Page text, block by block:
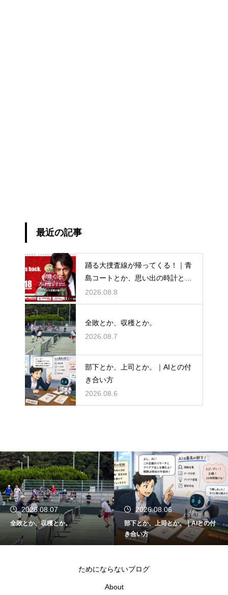
最近の記事
踊る大捜査線が帰ってくる！｜青
島コートとか、思い出の時計と
か。
2026.08.8
全敗とか、収穫とか。
2026.08.7
部下とか、上司とか。｜AIとの付
き合い方
2026.08.6
2026.08.06
部下とか、上司とか。｜AIとの付
2026.08.05
関東大会とか、千葉県代表とか。
ためにならないブログ
About